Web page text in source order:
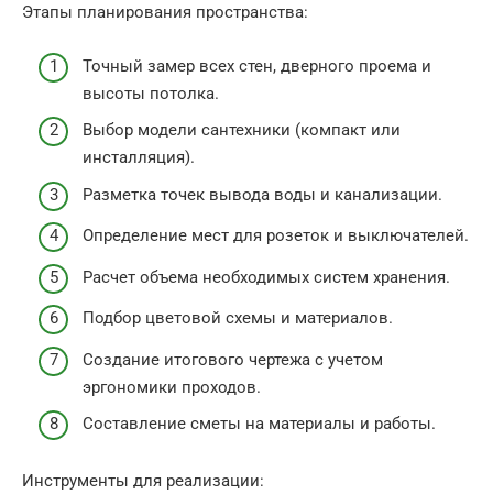
Этапы планирования пространства:
Точный замер всех стен, дверного проема и
высоты потолка.
Выбор модели сантехники (компакт или
инсталляция).
Разметка точек вывода воды и канализации.
Определение мест для розеток и выключателей.
Расчет объема необходимых систем хранения.
Подбор цветовой схемы и материалов.
Создание итогового чертежа с учетом
эргономики проходов.
Составление сметы на материалы и работы.
Инструменты для реализации: